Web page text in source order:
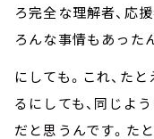
ろ完全な理解者、応
ろんな事情もあった
にしても。これ、た
るにしても、同じよ
だと思うんです。た